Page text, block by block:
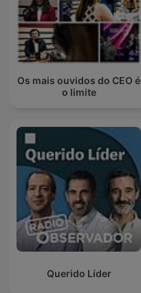
Os mais ouvidos do CEO é
o limite
Querido Líder